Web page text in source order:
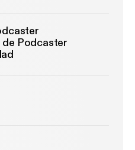
Podcaster